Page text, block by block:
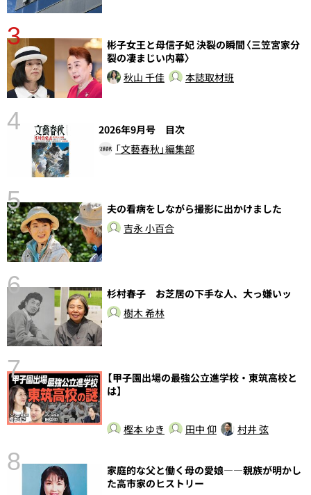
3
彬子女王と母信子妃 決裂の瞬間〈三笠宮家分
裂の凄まじい内幕〉
秋山 千佳
本誌取材班
4
2026年9月号 目次
「文藝春秋」編集部
5
夫の看病をしながら撮影に出かけました
吉永 小百合
6
杉村春子 お芝居の下手な人、大っ嫌いッ
樹木 希林
7
【甲子園出場の最強公立進学校・東筑高校と
は】
樫本 ゆき 田中 仰 村井 弦
8
家庭的な父と働く母の愛娘――親族が明かし
た高市家のヒストリー